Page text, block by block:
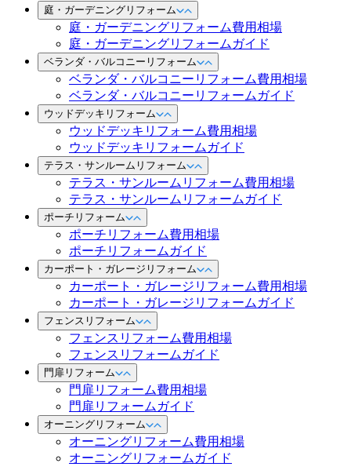
庭・ガーデニングリフォーム
庭・ガーデニングリフォーム費用相場
庭・ガーデニングリフォームガイド
ベランダ・バルコニーリフォーム
ベランダ・バルコニーリフォーム費用相場
ベランダ・バルコニーリフォームガイド
ウッドデッキリフォーム
ウッドデッキリフォーム費用相場
ウッドデッキリフォームガイド
テラス・サンルームリフォーム
テラス・サンルームリフォーム費用相場
テラス・サンルームリフォームガイド
ポーチリフォーム
ポーチリフォーム費用相場
ポーチリフォームガイド
カーポート・ガレージリフォーム
カーポート・ガレージリフォーム費用相場
カーポート・ガレージリフォームガイド
フェンスリフォーム
フェンスリフォーム費用相場
フェンスリフォームガイド
門扉リフォーム
門扉リフォーム費用相場
門扉リフォームガイド
オーニングリフォーム
オーニングリフォーム費用相場
オーニングリフォームガイド